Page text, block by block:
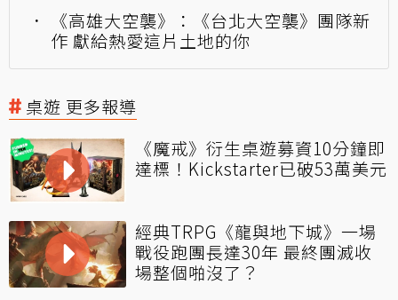
《高雄大空襲》：《台北大空襲》團隊新
作 獻給熱愛這片土地的你
桌遊 更多報導
《魔戒》衍生桌遊募資10分鐘即
達標！Kickstarter已破53萬美元
經典TRPG《龍與地下城》一場
戰役跑團長達30年 最終團滅收
場整個啪沒了？